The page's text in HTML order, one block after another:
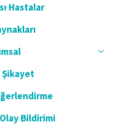
Hastalar
Şikayet
Bildirimi